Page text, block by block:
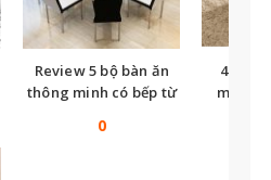
Review 5 bộ bàn ăn
thông minh có bếp từ
0
40+
minh 3